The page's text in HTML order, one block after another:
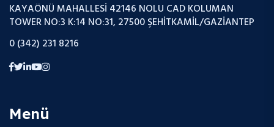
KAYAÖNÜ MAHALLESI 42146 NOLU CAD KOLUMAN
TOWER NO:3 K:14 NO:31, 27500 ŞEHITKAMIL/GAZIANTEP
0 (342) 231 8216
Menü